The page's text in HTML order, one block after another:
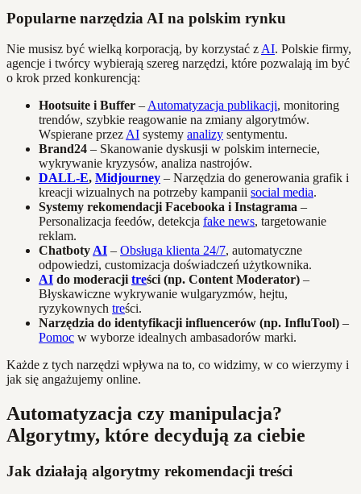
Popularne narzędzia AI na polskim rynku
Nie musisz być wielką korporacją, by korzystać z AI. Polskie firmy,
agencje i twórcy wybierają szereg narzędzi, które pozwalają im być
o krok przed konkurencją:
Hootsuite i Buffer – Automatyzacja publikacji, monitoring
trendów, szybkie reagowanie na zmiany algorytmów.
Wspierane przez AI systemy analizy sentymentu.
Brand24 – Skanowanie dyskusji w polskim internecie,
wykrywanie kryzysów, analiza nastrojów.
DALL-E, Midjourney – Narzędzia do generowania grafik i
kreacji wizualnych na potrzeby kampanii social media.
Systemy rekomendacji Facebooka i Instagrama –
Personalizacja feedów, detekcja fake news, targetowanie
reklam.
Chatboty AI – Obsługa klienta 24/7, automatyczne
odpowiedzi, customizacja doświadczeń użytkownika.
AI do moderacji treści (np. Content Moderator) –
Błyskawiczne wykrywanie wulgaryzmów, hejtu,
ryzykownych treści.
Narzędzia do identyfikacji influencerów (np. InfluTool) –
Pomoc w wyborze idealnych ambasadorów marki.
Każde z tych narzędzi wpływa na to, co widzimy, w co wierzymy i
jak się angażujemy online.
Automatyzacja czy manipulacja?
Algorytmy, które decydują za ciebie
Jak działają algorytmy rekomendacji treści